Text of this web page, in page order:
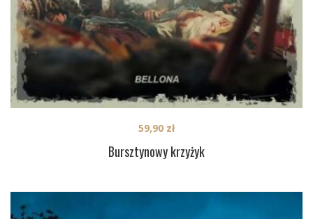
Bursztynowy krzyżyk
59,90 zł